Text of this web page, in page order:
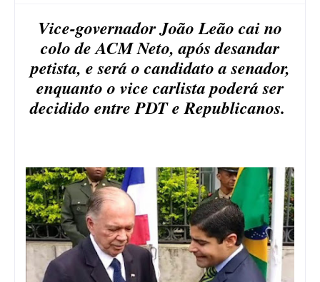
Vice-governador João Leão cai no
colo de ACM Neto, após desandar
petista, e será o candidato a senador,
enquanto o vice carlista poderá ser
decidido entre PDT e Republicanos.